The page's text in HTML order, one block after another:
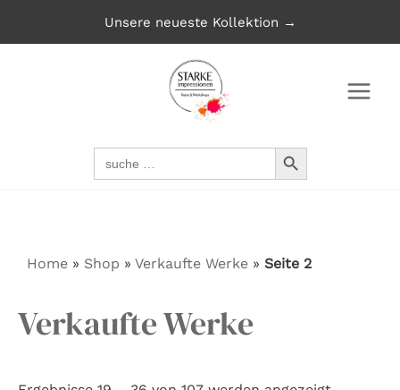
Unsere neueste Kollektion →
Search
for:
SEARCH BUTTON
Home » Shop » Verkaufte Werke » Seite 2
Verkaufte Werke